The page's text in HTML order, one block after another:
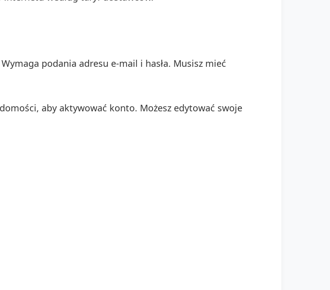
podania adresu e-mail i hasła. Musisz mieć
aby aktywować konto. Możesz edytować swoje